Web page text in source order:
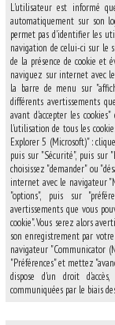
L'utilisateur est informé
automatiquement sur son
permet pas d'identifier les
navigation de celui-ci sur le
de la présence de cookie et
naviguez sur internet avec
la barre de menu sur
différents avertissements
avant d'accepter les
l'utilisation de tous les
Explorer 5 (Microsoft)" :
puis sur "Sécurité", puis sur
choisissez "demander" ou
internet avec le navigateur
"options", puis sur
avertissements que vous
cookie". Vous serez alors
son enregistrement par
navigateur "Communicator
"Préférences" et mettez
dispose d'un droit
communiquées par le biais